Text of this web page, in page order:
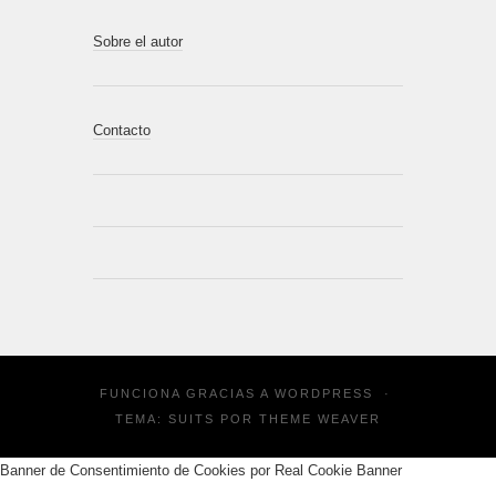
Sobre el autor
Contacto
FUNCIONA GRACIAS A WORDPRESS
·
TEMA: SUITS POR THEME WEAVER
Banner de Consentimiento de Cookies por Real Cookie Banner